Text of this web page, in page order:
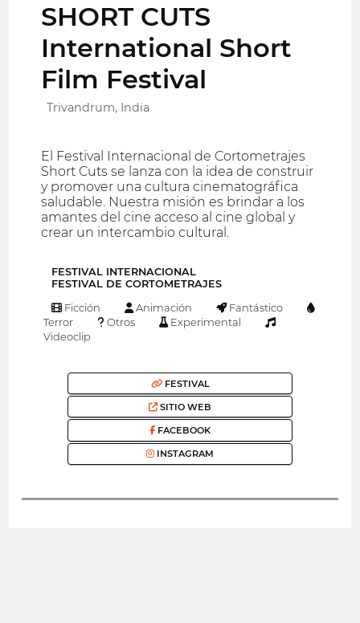
SHORT CUTS
International Short
Film Festival
Trivandrum, India
El Festival Internacional de Cortometrajes
Short Cuts se lanza con la idea de construir
y promover una cultura cinematográfica
saludable. Nuestra misión es brindar a los
amantes del cine acceso al cine global y
crear un intercambio cultural.
FESTIVAL INTERNACIONAL
FESTIVAL DE CORTOMETRAJES
Ficción Animación
Fantástico
Terror
Otros
Experimental
Videoclip
FESTIVAL
SITIO WEB
FACEBOOK
INSTAGRAM